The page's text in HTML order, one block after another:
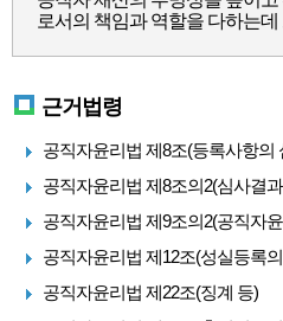
로서의 책임과 역할을 다하는
근거법령
공직자윤리법 제8조(등록사항의
공직자윤리법 제8조의2(심사결
공직자윤리법 제9조의2(공직자
공직자윤리법 제12조(성실등록
공직자윤리법 제22조(징계 등)